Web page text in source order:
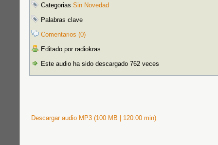
Categorias Sin Novedad
Palabras clave
Comentarios (0)
Editado por radiokras
Este audio ha sido descargado 762 veces
Descargar audio MP3 (100 MB | 120:00 min)